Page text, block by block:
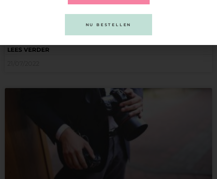
LEES VERDER
NU BESTELLEN